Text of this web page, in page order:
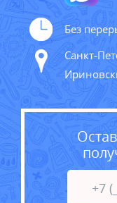
Без
Санкт-